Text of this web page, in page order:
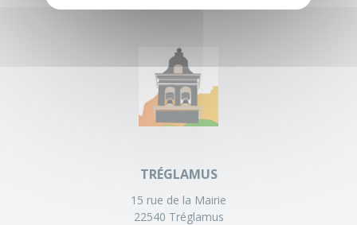
TRÉGLAMUS
15 rue de la Mairie
22540 Tréglamus